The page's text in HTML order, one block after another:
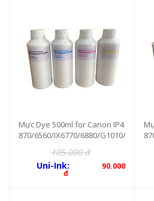
Mực Dye 500ml for Canon IP4
870/6560/IX6770/6880/G1010/
105.000 đ
Uni-Ink:
90.000
đ